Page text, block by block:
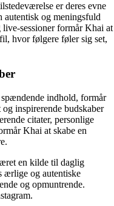
er deres evne
autentisk og meningsfuld
sessioner formår Khai at
hvor følgere føler sig set,
indhold, formår
inspirerende budskaber
citater, personlige
Khai at skabe en
en kilde til daglig
ærlige og autentiske
og opmuntrende.